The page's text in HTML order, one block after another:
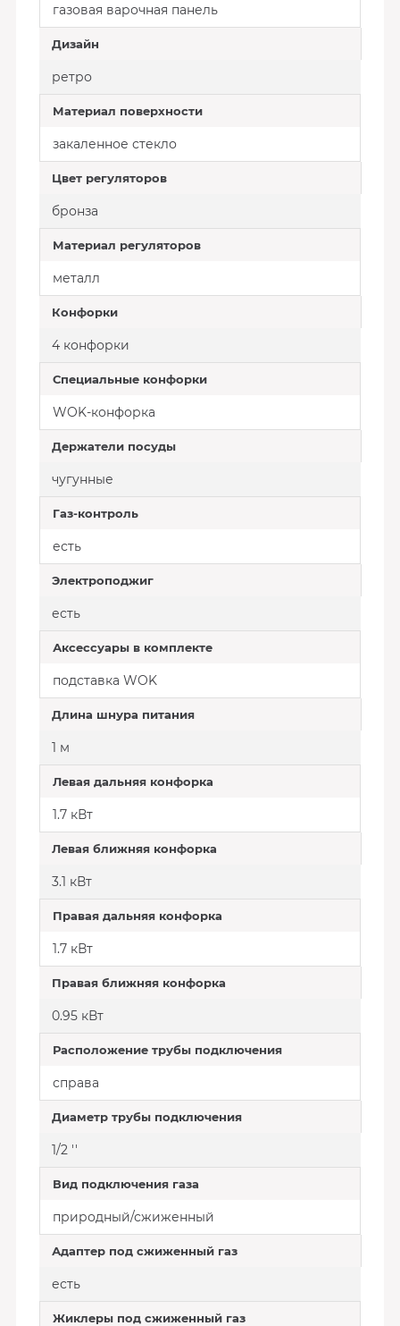
газовая варочная панель
Дизайн
ретро
Материал поверхности
закаленное стекло
Цвет регуляторов
бронза
Материал регуляторов
металл
Конфорки
4 конфорки
Специальные конфорки
WOK-конфорка
Держатели посуды
чугунные
Газ-контроль
есть
Электроподжиг
есть
Аксессуары в комплекте
подставка WOK
Длина шнура питания
1 м
Левая дальняя конфорка
1.7 кВт
Левая ближняя конфорка
3.1 кВт
Правая дальняя конфорка
1.7 кВт
Правая ближняя конфорка
0.95 кВт
Расположение трубы подключения
справа
Диаметр трубы подключения
1/2 ''
Вид подключения газа
природный/сжиженный
Адаптер под сжиженный газ
есть
Жиклеры под сжиженный газ